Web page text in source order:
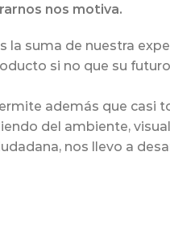
nos motiva.
la suma de nuestra
si no que su
además que
del ambiente,
nos llevo a